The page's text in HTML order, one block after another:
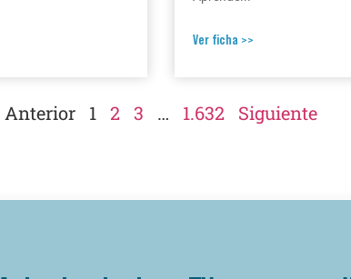
Ver ficha >>
Anterior 1 2 3 … 1.632 Siguiente